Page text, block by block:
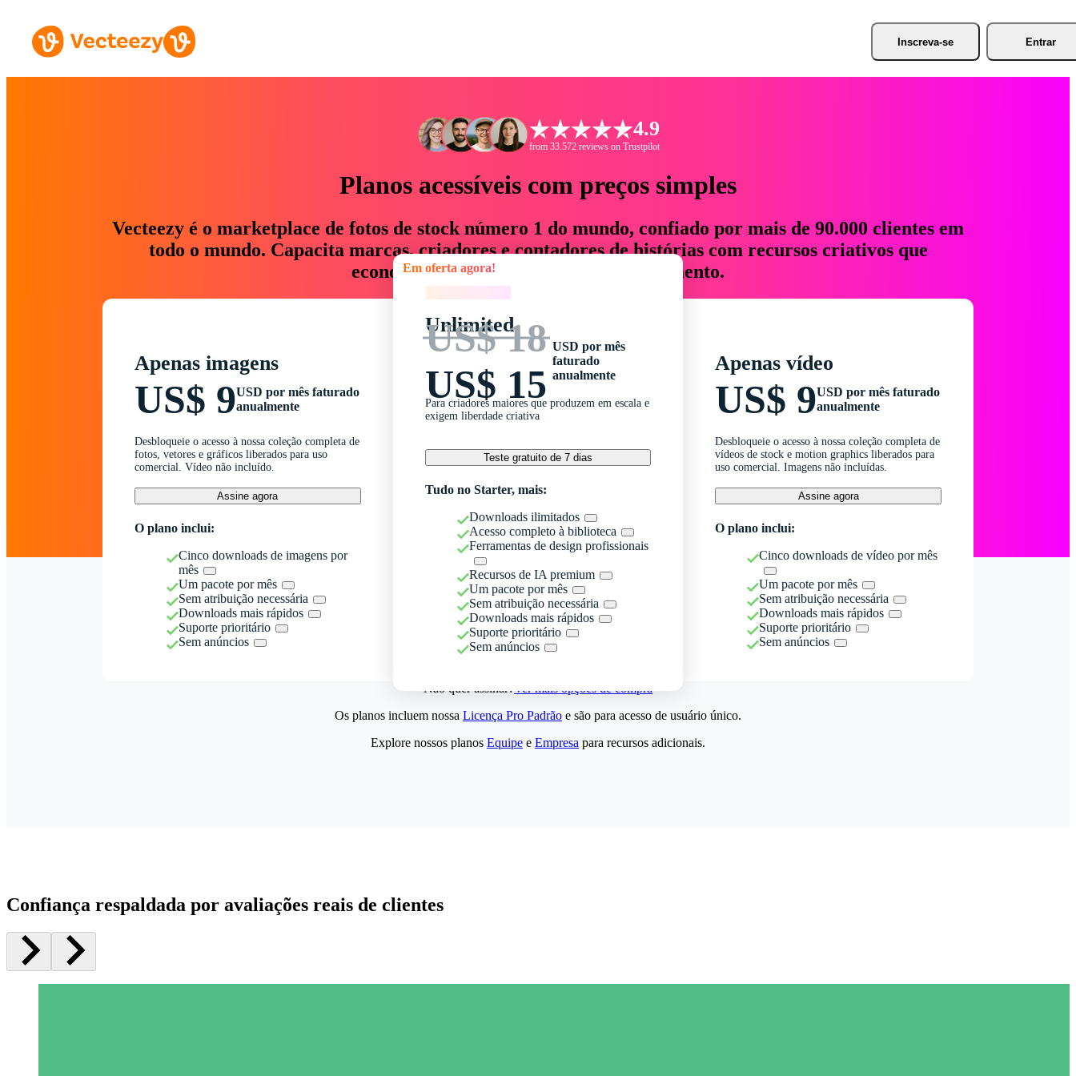
Inscreva-se Entrar
4.9
from 33.572 reviews on Trustpilot
Planos acessíveis com preços simples
Vecteezy é o marketplace de fotos de stock número 1 do mundo, confiado por mais de 90.000 clientes em
todo o mundo. Capacita marcas, criadores e contadores de histórias com recursos criativos que
economizam até 76% em tempo e orçamento.
Apenas imagens
US$ 9USD por mês faturado
anualmente
Desbloqueie o acesso à nossa coleção completa de
fotos, vetores e gráficos liberados para uso
comercial. Vídeo não incluído.
Assine agora
O plano inclui:
Cinco downloads de imagens por
mês
Um pacote por mês
Sem atribuição necessária
Downloads mais rápidos
Suporte prioritário
Sem anúncios
Em oferta agora!
Unlimited
US$ 18
US$ 15
USD por mês
faturado
anualmente
Para criadores maiores que produzem em escala e
exigem liberdade criativa
Teste gratuito de 7 dias
Tudo no Starter, mais:
Downloads ilimitados
Acesso completo à biblioteca
Ferramentas de design profissionais
Recursos de IA premium
Um pacote por mês
Sem atribuição necessária
Downloads mais rápidos
Suporte prioritário
Sem anúncios
Apenas vídeo
US$ 9USD por mês faturado
anualmente
Desbloqueie o acesso à nossa coleção completa de
vídeos de stock e motion graphics liberados para
uso comercial. Imagens não incluídas.
Assine agora
O plano inclui:
Cinco downloads de vídeo por mês
Um pacote por mês
Sem atribuição necessária
Downloads mais rápidos
Suporte prioritário
Sem anúncios
Não quer assinar?Ver mais opções de compra
Os planos incluem nossa Licença Pro Padrão e são para acesso de usuário único.
Explore nossos planos Equipe e Empresa para recursos adicionais.
Confiança respaldada por avaliações reais de clientes